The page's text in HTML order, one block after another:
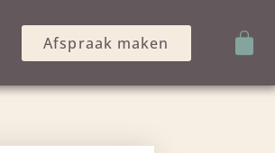
Afspraak maken